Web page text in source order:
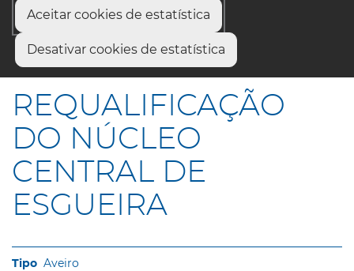
Aceitar cookies de estatística
Desativar cookies de estatística
Início
REQUALIFICAÇÃO DO NÚCLEO CENTRAL DE ESGUEIRA
REQUALIFICAÇÃO
DO NÚCLEO
CENTRAL DE
ESGUEIRA
Aveiro